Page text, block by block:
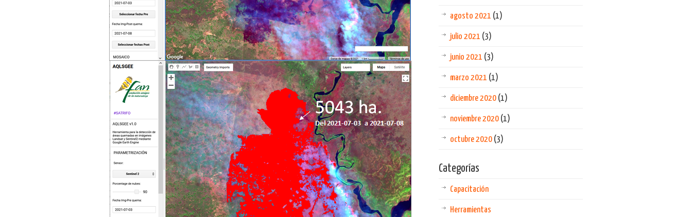
agosto 2021 (1)
julio 2021 (3)
junio 2021 (3)
marzo 2021 (1)
diciembre 2020 (1)
noviembre 2020 (1)
octubre 2020 (3)
Categorías
Capacitación
Herramientas